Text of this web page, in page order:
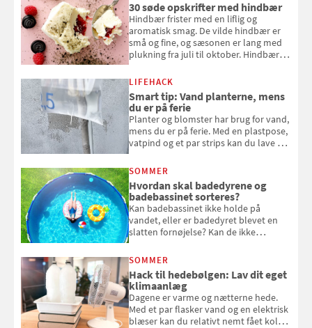
30 søde opskrifter med hindbær
Hindbær frister med en liflig og
aromatisk smag. De vilde hindbær er
små og fine, og sæsonen er lang med
plukning fra juli til oktober. Hindbær
kan bruge dine hindbær i alt fra
bagværk og salater til is og syltning.
LIFEHACK
Smart tip: Vand planterne, mens
du er på ferie
Planter og blomster har brug for vand,
mens du er på ferie. Med en plastpose,
vatpind og et par strips kan du lave dit
at bede naboen om at vande eller
komme hjem til døde planter
SOMMER
Hvordan skal badedyrene og
badebassinet sorteres?
Kan badebassinet ikke holde på
vandet, eller er badedyret blevet en
slatten fornøjelse? Kan de ikke
opmærksom, når du smider
badebassinet eller et badedyr ud
SOMMER
Hack til hedebølgen: Lav dit eget
klimaanlæg
Dagene er varme og nætterne hede.
Med et par flasker vand og en elektrisk
blæser kan du relativt nemt fået koldt